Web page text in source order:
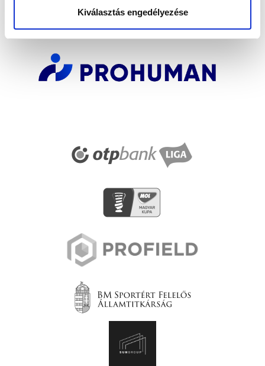
Kiválasztás engedélyezése
SZPONZOROK